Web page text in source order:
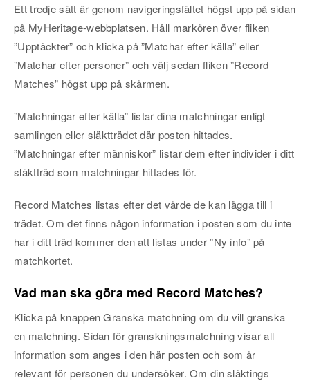
Ett tredje sätt är genom navigeringsfältet högst upp på sidan
på MyHeritage-webbplatsen. Håll markören över fliken
”Upptäckter” och klicka på ”Matchar efter källa” eller
”Matchar efter personer” och välj sedan fliken ”Record
Matches” högst upp på skärmen.
”Matchningar efter källa” listar dina matchningar enligt
samlingen eller släktträdet där posten hittades.
”Matchningar efter människor” listar dem efter individer i ditt
släktträd som matchningar hittades för.
Record Matches listas efter det värde de kan lägga till i
trädet. Om det finns någon information i posten som du inte
har i ditt träd kommer den att listas under ”Ny info” på
matchkortet.
Vad man ska göra med Record Matches?
Klicka på knappen Granska matchning om du vill granska
en matchning. Sidan för granskningsmatchning visar all
information som anges i den här posten och som är
relevant för personen du undersöker. Om din släktings